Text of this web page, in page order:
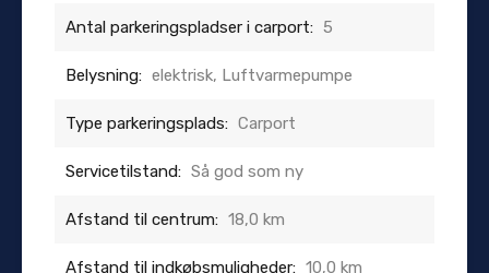
Antal parkeringspladser i carport: 5
Belysning: elektrisk, Luftvarmepumpe
Type parkeringsplads: Carport
Servicetilstand: Så god som ny
Afstand til centrum: 18,0 km
Afstand til indkøbsmuligheder: 10,0 km